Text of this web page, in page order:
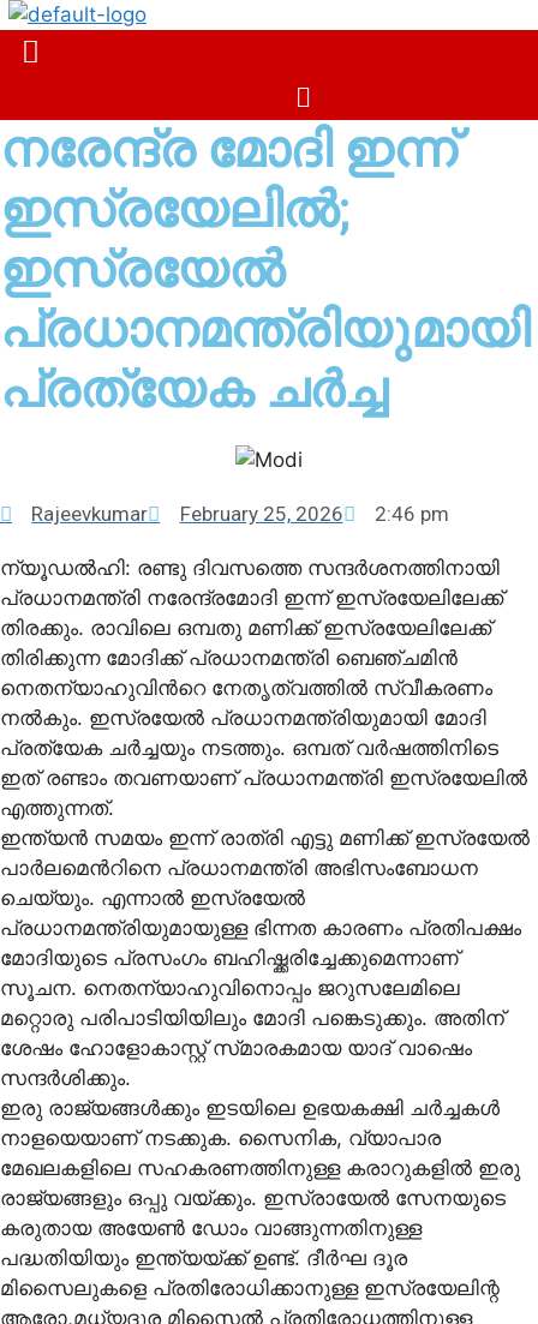
Skip
Menu
നരേന്ദ്ര മോദി ഇന്ന്
ഇസ്രയേലിൽ;
ഇസ്രയേൽ
പ്രധാനമന്ത്രിയുമായി
പ്രത്യേക ചർച്ച
Rajeevkumar February 25, 2026 2:46 pm
ന്യൂഡൽഹി: രണ്ടു ദിവസത്തെ സന്ദർശനത്തിനായി
പ്രധാനമന്ത്രി നരേന്ദ്രമോദി ഇന്ന് ഇസ്രയേലിലേക്ക്
തിരക്കും. രാവിലെ ഒമ്പതു മണിക്ക് ഇസ്രയേലിലേക്ക്
തിരിക്കുന്ന മോദിക്ക് പ്രധാനമന്ത്രി ബെഞ്ചമിൻ
നെതന്യാഹുവിന്‍റെ നേതൃത്വത്തിൽ സ്വീകരണം
നൽകും. ഇസ്രയേൽ പ്രധാനമന്ത്രിയുമായി മോദി
പ്രത്യേക ചർച്ചയും നടത്തും. ഒമ്പത് വർഷത്തിനിടെ
ഇത് രണ്ടാം തവണയാണ് പ്രധാനമന്ത്രി ഇസ്രയേലിൽ
എത്തുന്നത്.
ഇന്ത്യൻ സമയം ഇന്ന് രാത്രി എട്ടു മണിക്ക് ഇസ്രയേൽ
പാർലമെന്‍റിനെ പ്രധാനമന്ത്രി അഭിസംബോധന
ചെയ്യും. എന്നാൽ ഇസ്രയേൽ
പ്രധാനമന്ത്രിയുമായുള്ള ഭിന്നത കാരണം പ്രതിപക്ഷം
മോദിയുടെ പ്രസംഗം ബഹിഷ്ക്കരിച്ചേക്കുമെന്നാണ്
സൂചന. നെതന്യാഹുവിനൊപ്പം ജറുസലേമിലെ
മറ്റൊരു പരിപാടിയിയിലും മോദി പങ്കെടുക്കും. അതിന്
ശേഷം ഹോളോകാസ്റ്റ് സ്‌മാരകമായ യാദ് വാഷെം
സന്ദർശിക്കും.
ഇരു രാജ്യങ്ങൾക്കും ഇടയിലെ ഉഭയകക്ഷി ചർച്ചകൾ
നാളയെയാണ് നടക്കുക. സൈനിക, വ്യാപാര
മേഖലകളിലെ സഹകരണത്തിനുള്ള കരാറുകളിൽ ഇരു
രാജ്യങ്ങളും ഒപ്പു വയ്ക്കും. ഇസ്രായേൽ സേനയുടെ
കരുതായ അയേൺ ഡോം വാങ്ങുന്നതിനുള്ള
പദ്ധതിയിയും ഇന്ത്യയ്ക്ക് ഉണ്ട്. ദീർഘ ദൂര
മിസൈലുകളെ പ്രതിരോധിക്കാനുള്ള ഇസ്രയേലിന്റ
ആരോ,മധ്യദൂര മിസൈൽ പ്രതിരോധത്തിനുള്ള